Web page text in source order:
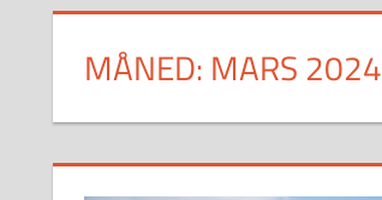
MÅNED: MARS 2024